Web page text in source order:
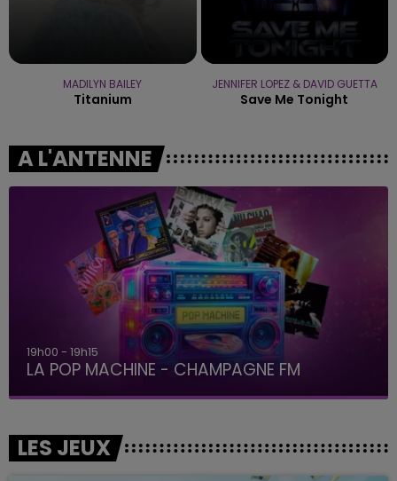
MADILYN BAILEY
Titanium
JENNIFER LOPEZ & DAVID GUETTA
Save Me Tonight
A L'ANTENNE
19h00 - 19h15
LA POP MACHINE - CHAMPAGNE FM
LES JEUX